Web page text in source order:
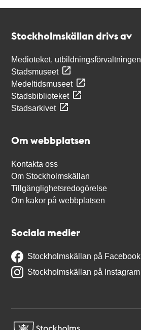
Stockholmskällan drivs av
Medioteket, utbildningsförvaltningen
Stadsmuseet
Medeltidsmuseet
Stadsbiblioteket
Stadsarkivet
Om webbplatsen
Kontakta oss
Om Stockholmskällan
Tillgänglighetsredogörelse
Om kakor på webbplatsen
Sociala medier
Stockholmskällan på Facebook
Stockholmskällan på Instagram